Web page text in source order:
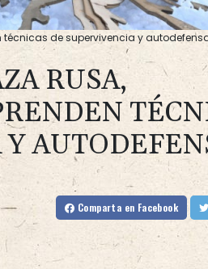
de supervivencia y
RUSA,
Comparta en Facebook